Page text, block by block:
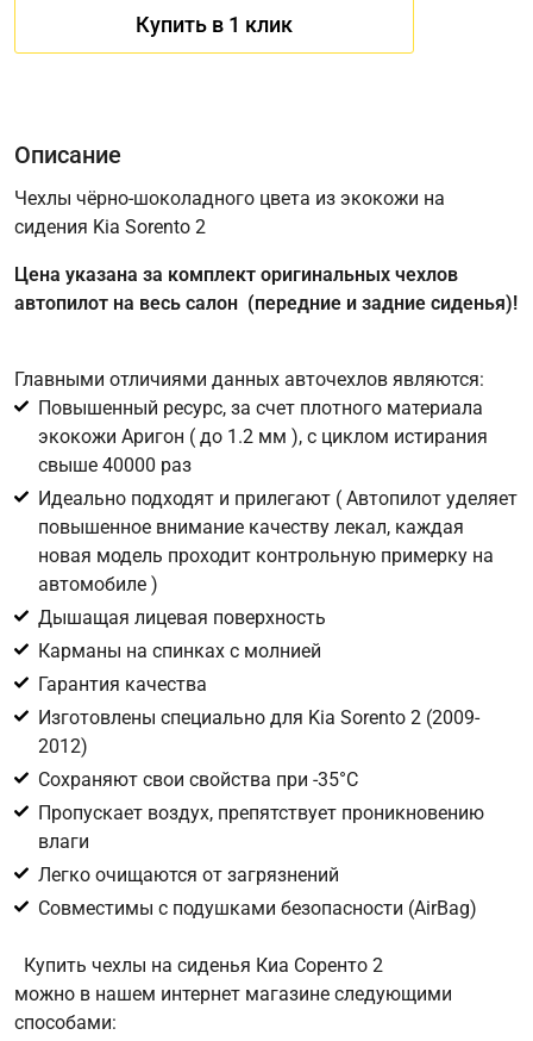
Купить в 1 клик
Имя
Соглашение об обработке персональных данных
Для подтверждения своего согласия на обработку ваших
персональных данных в целях исполнения запроса введите
в поле ниже цифру
Цифра с картинки
Описание
Чехлы чёрно-шоколадного цвета из экокожи на
сидения Kia Sorento 2
Цена указана за комплект оригинальных чехлов
автопилот на весь салон (передние и задние сиденья)!
Главными отличиями данных авточехлов являются:
Повышенный ресурс, за счет плотного материала
экокожи Аригон ( до 1.2 мм ), с циклом истирания
свыше 40000 раз
Идеально подходят и прилегают ( Автопилот уделяет
повышенное внимание качеству лекал, каждая
новая модель проходит контрольную примерку на
автомобиле )
Дышащая лицевая поверхность
Карманы на спинках с молнией
Гарантия качества
Изготовлены специально для Kia Sorento 2 (2009-
2012)
Сохраняют свои свойства при -35°С
Пропускает воздух, препятствует проникновению
влаги
Легко очищаются от загрязнений
Совместимы с подушками безопасности (AirBag)
Купить чехлы на сиденья Киа Соренто 2
можно в нашем интернет магазине следующими
способами: